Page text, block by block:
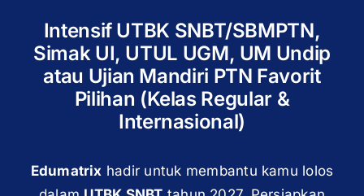
Intensif UTBK SNBT/SBMPTN,
Simak UI, UTUL UGM, UM Undip
atau Ujian Mandiri PTN Favorit
Pilihan (Kelas Regular &
Internasional)
Edumatrix hadir untuk membantu kamu lolos